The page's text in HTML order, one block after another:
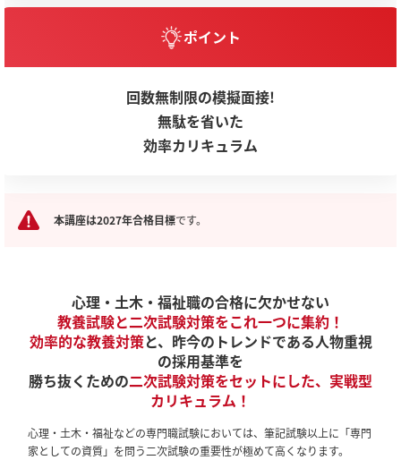
ポイント
回数無制限の模擬面接!
無駄を省いた
効率カリキュラム
本講座は2027年合格目標です。
心理・土木・福祉職の合格に欠かせない
教養試験と二次試験対策をこれ一つに集約！
効率的な教養対策と、昨今のトレンドである人物重視
の採用基準を
勝ち抜くための二次試験対策をセットにした、実戦型
カリキュラム！
心理・土木・福祉などの専門職試験においては、筆記試験以上に「専門
家としての資質」を問う二次試験の重要性が極めて高くなります。